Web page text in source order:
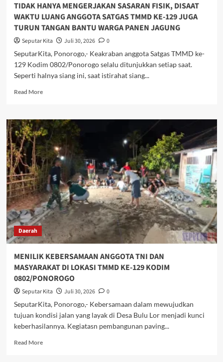
TIDAK HANYA MENGERJAKAN SASARAN FISIK, DISAAT
WAKTU LUANG ANGGOTA SATGAS TMMD KE-129 JUGA
TURUN TANGAN BANTU WARGA PANEN JAGUNG
Seputar Kita Juli 30, 2026
0
SeputarKita, Ponorogo,- Keakraban anggota Satgas TMMD ke-
129 Kodim 0802/Ponorogo selalu ditunjukkan setiap saat.
Seperti halnya siang ini, saat istirahat siang...
Read MoreRead
TIDAK
HANYA
MENGERJAKAN
SASARAN
FISIK,
DISAAT
WAKTU
LUANG
ANGGOTA
SATGAS
TMMD
KE-
129
JUGA
TANGAN
BANTU
WARGA
PANEN
Daerah
MENILIK KEBERSAMAAN ANGGOTA TNI DAN
MASYARAKAT DI LOKASI TMMD KE-129 KODIM
0802/PONOROGO
Seputar Kita Juli 30, 2026
0
SeputarKita, Ponorogo,- Kebersamaan dalam mewujudkan
tujuan kondisi jalan yang layak di Desa Bulu Lor menjadi kunci
keberhasilannya. Kegiatasn pembangunan paving...
Read MoreRead